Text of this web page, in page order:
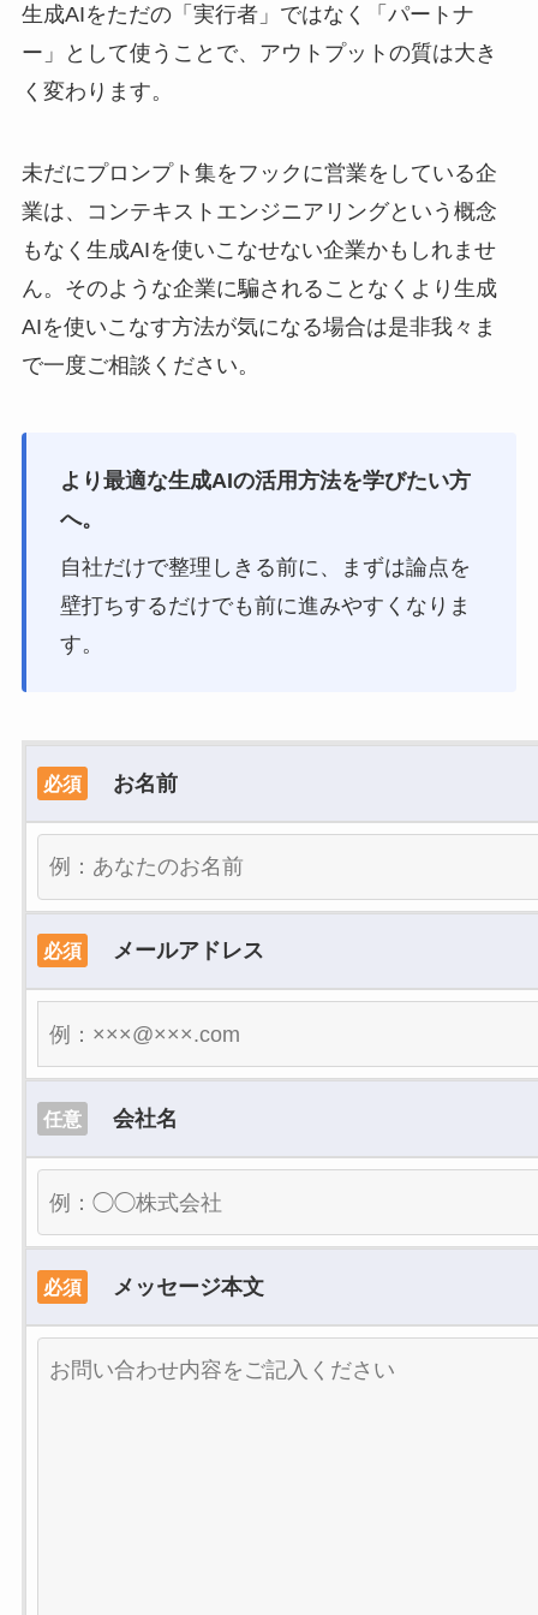
生成AIをただの「実行者」ではなく「パートナ
ー」として使うことで、アウトプットの質は大き
く変わります。
未だにプロンプト集をフックに営業をしている企
業は、コンテキストエンジニアリングという概念
もなく生成AIを使いこなせない企業かもしれませ
ん。そのような企業に騙されることなくより生成
AIを使いこなす方法が気になる場合は是非我々ま
で一度ご相談ください。
より最適な生成AIの活用方法を学びたい方
へ。
自社だけで整理しきる前に、まずは論点を
壁打ちするだけでも前に進みやすくなりま
す。
必須 お名前
必須 メールアドレス
任意 会社名
必須 メッセージ本文